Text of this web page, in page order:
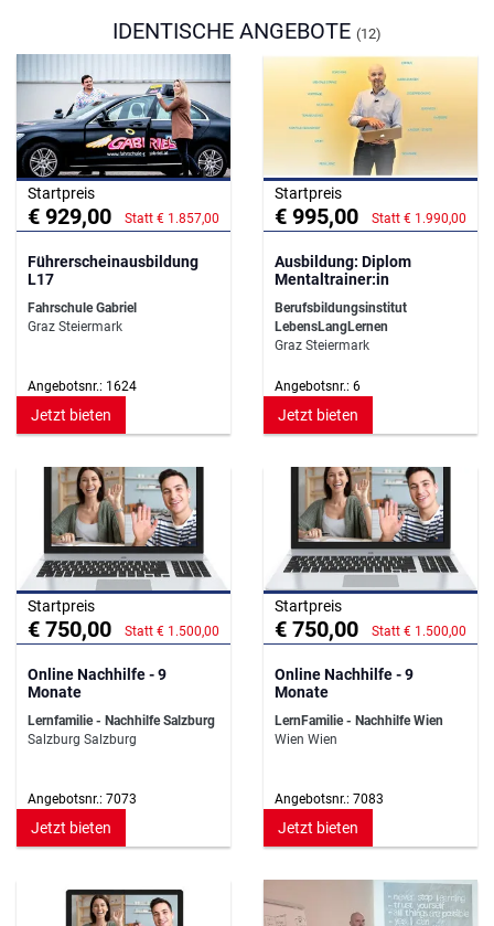
IDENTISCHE ANGEBOTE (12)
Startpreis
€ 929,00 Statt € 1.857,00
Führerscheinausbildung
L17
Fahrschule Gabriel
Graz Steiermark
Angebotsnr.: 1624
Jetzt bieten
Startpreis
€ 995,00 Statt € 1.990,00
Ausbildung: Diplom
Mentaltrainer:in
Berufsbildungsinstitut
LebensLangLernen
Graz Steiermark
Angebotsnr.: 6
Jetzt bieten
Startpreis
€ 750,00 Statt € 1.500,00
Online Nachhilfe - 9
Monate
Lernfamilie - Nachhilfe Salzburg
Salzburg Salzburg
Angebotsnr.: 7073
Jetzt bieten
Startpreis
€ 750,00 Statt € 1.500,00
Online Nachhilfe - 9
Monate
LernFamilie - Nachhilfe Wien
Wien Wien
Angebotsnr.: 7083
Jetzt bieten